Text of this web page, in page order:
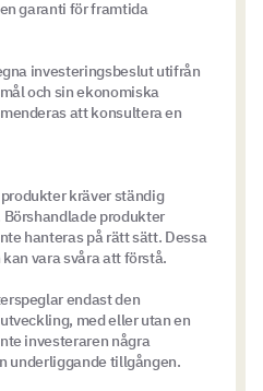
garanti för framtida
investeringsbeslut utifrån
och sin ekonomiska
att konsultera en
kräver ständig
produkter
hanteras på rätt sätt. Dessa
vara svåra att förstå.
endast den
med eller utan en
investeraren några
underliggande tillgången.